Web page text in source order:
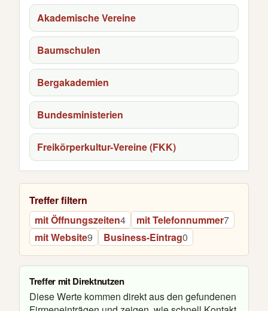
Akademische Vereine
Baumschulen
Bergakademien
Bundesministerien
Freikörperkultur-Vereine (FKK)
Treffer filtern
mit Öffnungszeiten4 mit Telefonnummer7
mit Website9 Business-Eintrag0
Treffer mit Direktnutzen
Diese Werte kommen direkt aus den gefundenen